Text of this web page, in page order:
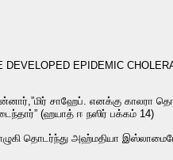
EPIDEMIC
சாஹேப். எனக்கு காலரா
(ஹயாத் ஈ நஸிர் பக்கம் 14)
தொடர்ந்து அஹ்மதியா